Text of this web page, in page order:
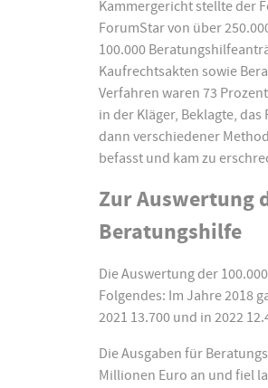
Kammergericht stellte der
ForumStar von über
100.000
Kaufrechtsakten sowie
Verfahren waren 73
in der Kläger, Beklagte,
dann verschiedener
befasst und kam zu
Zur Auswertung
Beratungshilfe
Die Auswertung der
Folgendes: Im Jahre 2018
2021 13.700 und in 2022
Die Ausgaben für
Millionen Euro an und fiel